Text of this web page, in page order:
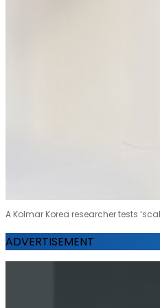
A Kolmar Korea researcher tests
ADVERTISEMENT